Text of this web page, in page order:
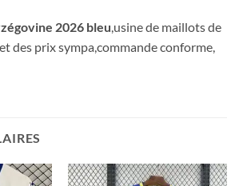
2026 bleu,usine de maillots de
des prix sympa,commande conforme,